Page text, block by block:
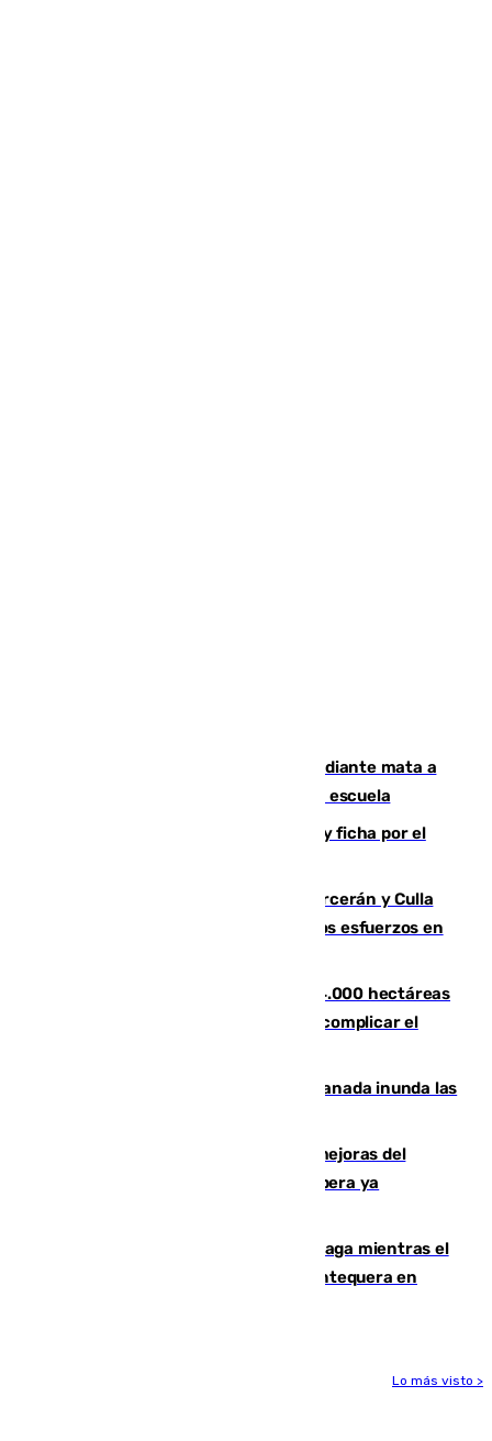
Desastre en Tailandia: un joven estudiante mata a
tiros a sus abuelo y a profesores en una escuela
Luca Zidane rompe con el Granada y ficha por el
Incendios de Castellón: Sierra Engarcerán y Culla
evolucionan positivamente y centran los esfuerzos en
El incendio de Niebla ya supera las 4.000 hectáreas
afectadas y "se espera que se vuelva a complicar el
Una tormenta en la provincia de Granada inunda las
La inversión del Ayuntamiento en mejoras del
entorno del Prado de San Sebastián supera ya
El taró tiñe de niebla la costa de Málaga mientras el
calor se concentra en el interior con Antequera en
Lo más visto >